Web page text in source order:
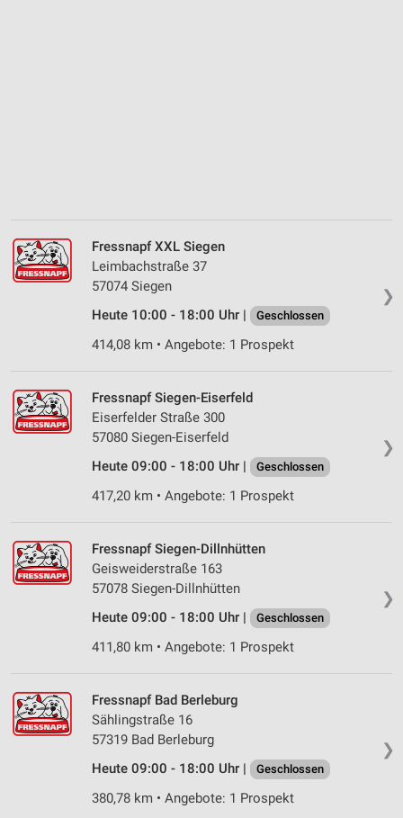
❯
Fressnapf XXL Siegen
Leimbachstraße 37
57074 Siegen
Heute 10:00 - 18:00 Uhr |
Geschlossen
414,08 km • Angebote: 1 Prospekt
❯
Fressnapf Siegen-Eiserfeld
Eiserfelder Straße 300
57080 Siegen-Eiserfeld
Heute 09:00 - 18:00 Uhr |
Geschlossen
417,20 km • Angebote: 1 Prospekt
❯
Fressnapf Siegen-Dillnhütten
Geisweiderstraße 163
57078 Siegen-Dillnhütten
Heute 09:00 - 18:00 Uhr |
Geschlossen
411,80 km • Angebote: 1 Prospekt
❯
Fressnapf Bad Berleburg
Sählingstraße 16
57319 Bad Berleburg
Heute 09:00 - 18:00 Uhr |
Geschlossen
380,78 km • Angebote: 1 Prospekt